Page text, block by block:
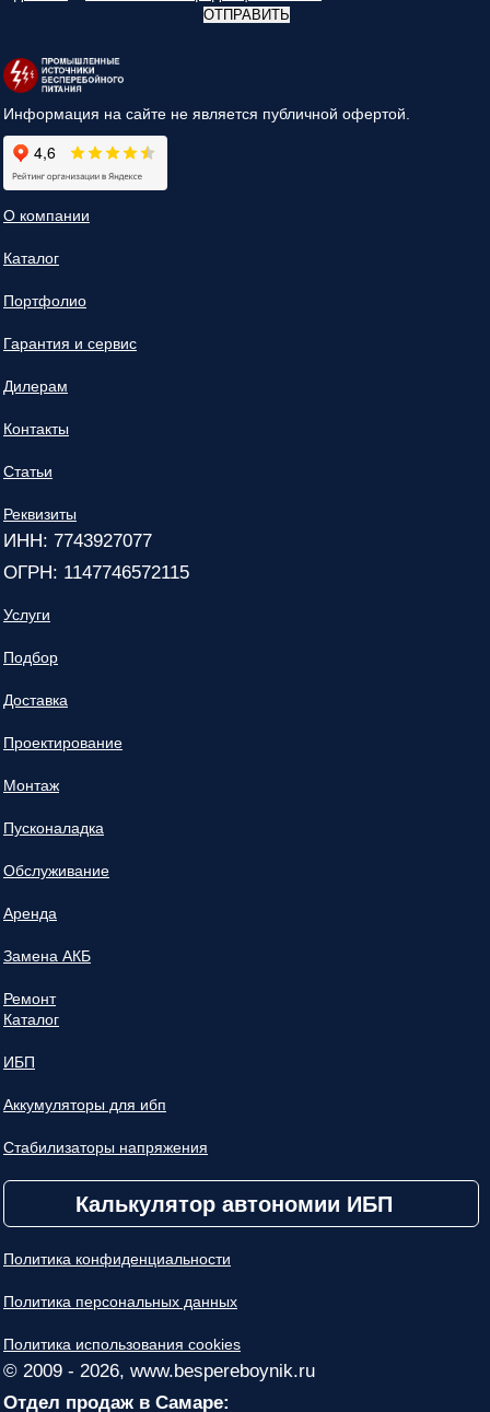
ОТПРАВИТЬ
Информация на сайте не является публичной офертой.
О компании
Каталог
Портфолио
Гарантия и сервис
Дилерам
Контакты
Статьи
Реквизиты
ИНН: 7743927077
ОГРН: 1147746572115
Услуги
Подбор
Доставка
Проектирование
Монтаж
Пусконаладка
Обслуживание
Аренда
Замена АКБ
Ремонт
Каталог
ИБП
Аккумуляторы для ибп
Стабилизаторы напряжения
Калькулятор автономии ИБП
Политика конфиденциальности
Политика персональных данных
Политика использования cookies
© 2009 - 2026, www.bespereboynik.ru
Отдел продаж в Самаре: